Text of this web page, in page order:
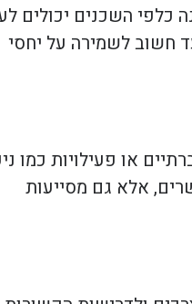
כלפי השכנים יכולים
חשוב לשמירה על יחסי
או פעילויות כמו
אלא גם מסייעות